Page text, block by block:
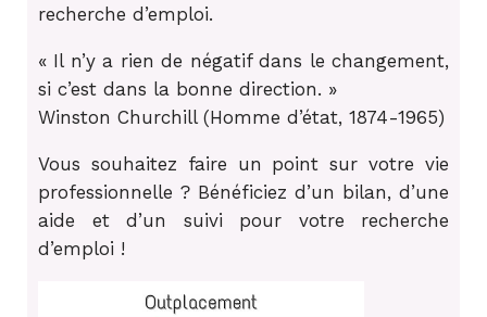
recherche d’emploi.
« Il n’y a rien de négatif dans le changement,
si c’est dans la bonne direction. »
Winston Churchill (Homme d’état, 1874-1965)
Vous souhaitez faire un point sur votre vie
professionnelle ? Bénéficiez d’un bilan, d’une
aide et d’un suivi pour votre recherche
d’emploi !